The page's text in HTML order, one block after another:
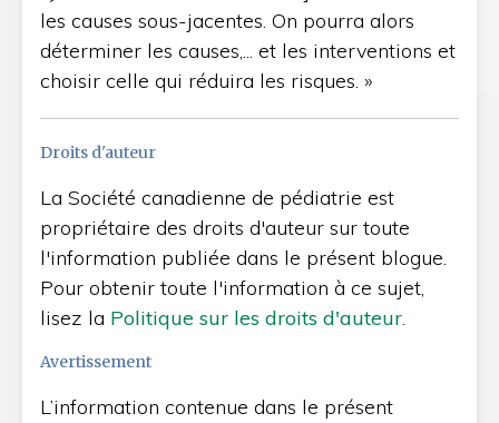
les causes sous-jacentes. On pourra alors
déterminer les causes,... et les interventions et
choisir celle qui réduira les risques. »
Droits d'auteur
La Société canadienne de pédiatrie est
propriétaire des droits d'auteur sur toute
l'information publiée dans le présent blogue.
Pour obtenir toute l'information à ce sujet,
lisez la Politique sur les droits d'auteur.
Avertissement
L’information contenue dans le présent